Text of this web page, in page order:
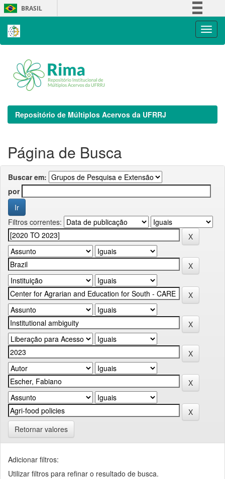
Skip
navigation
BRASIL
Repositório de Múltiplos Acervos da UFRRJ
Página de Busca
Buscar em:
por
Filtros correntes:
Retornar valores
Adicionar filtros:
Utilizar filtros para refinar o resultado de busca.